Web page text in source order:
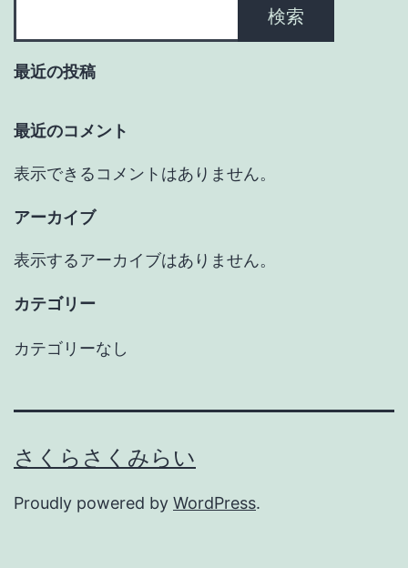
検索
最近の投稿
最近のコメント
表示できるコメントはありません。
アーカイブ
表示するアーカイブはありません。
カテゴリー
カテゴリーなし
さくらさくみらい
Proudly powered by WordPress.